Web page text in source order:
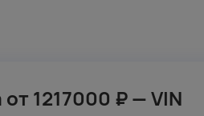
1217000 ₽ — VIN